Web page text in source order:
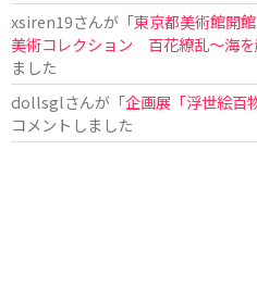
xsiren19さんが「東京都美術館開
美術コレクション 百花繚乱～海
ました
dollsglさんが「企画展「浮世絵百
コメントしました